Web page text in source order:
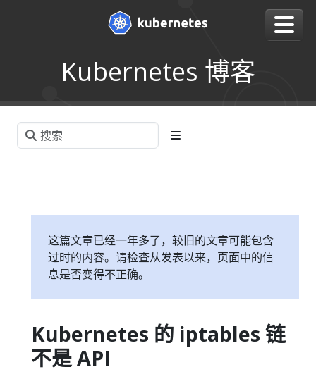
Kubernetes 博客
这篇文章已经一年多了，较旧的文章可能包含
过时的内容。请检查从发表以来，页面中的信
息是否变得不正确。
Kubernetes 的 iptables 链
不是 API